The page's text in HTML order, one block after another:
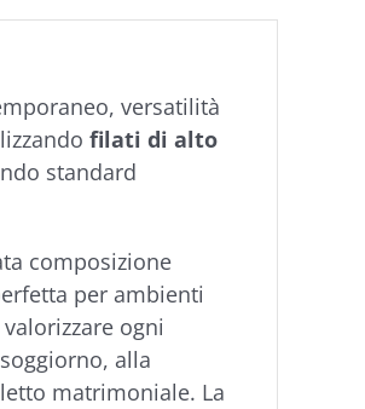
versatilità
filati di alto
standard
composizione
per ambienti
ogni
alla
matrimoniale. La